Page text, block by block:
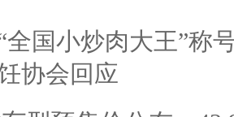
全国小炒肉大王”称
协会回应